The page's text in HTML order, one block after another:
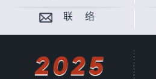
联 络